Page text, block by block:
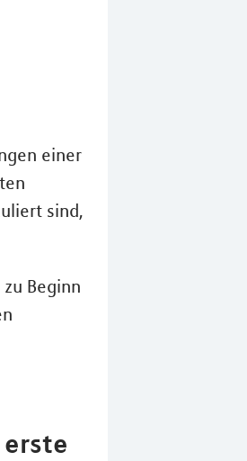
einer
sind,
Beginn